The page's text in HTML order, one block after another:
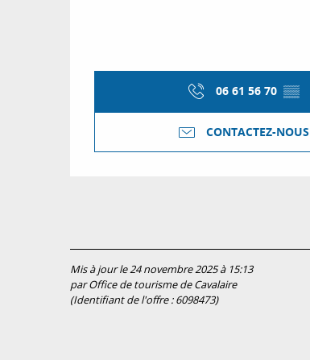
06 61 56 70 ▒▒
CONTACTEZ-NOUS
Mis à jour le 24 novembre 2025 à 15:13
par Office de tourisme de Cavalaire
(Identifiant de l'offre :6098473)